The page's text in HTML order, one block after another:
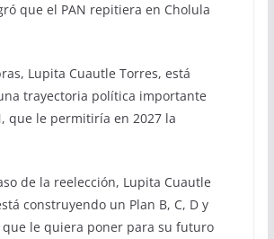
que el PAN repitiera en Cholula
Lupita Cuautle Torres, está
trayectoria política importante
que le permitiría en 2027 la
de la reelección, Lupita Cuautle
construyendo un Plan B, C, D y
le quiera poner para su futuro